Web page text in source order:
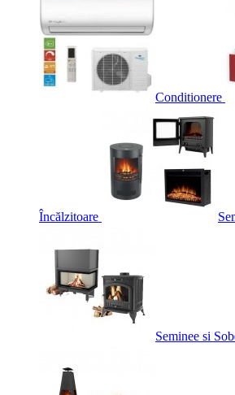
Conditionere
Încălzitoare
Seminee si